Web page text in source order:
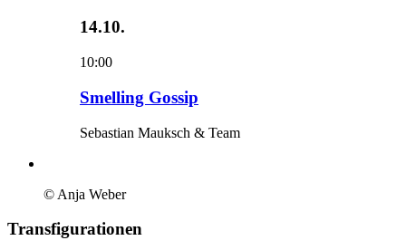
14.10.
10:00
Smelling Gossip
Sebastian Mauksch & Team
© Anja Weber
Transfigurationen